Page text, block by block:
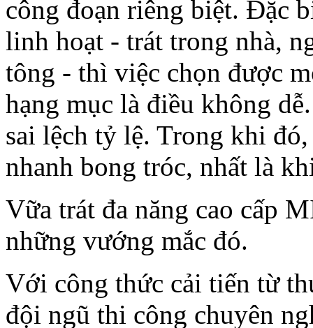
công đoạn riêng biệt. Đặc
linh hoạt - trát trong nhà,
tông - thì việc chọn được
hạng mục là điều không
sai lệch tỷ lệ. Trong khi
nhanh bong tróc, nhất là
Vữa trát đa năng cao cấp
những vướng mắc đó.
Với công thức cải tiến từ
đội ngũ thi công chuyên